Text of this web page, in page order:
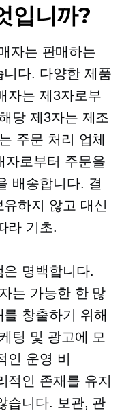
입니까?
자는 판매하는
다. 다양한 제품
자는 제3자로부
당 제3자는 제조
주문 처리 업체
자로부터 주문을
배송합니다. 결
하지 않고 대신
라 기초.
명백합니다.
는 가능한 한 많
창출하기 위해
팅 및 광고에 모
인 운영 비
적인 존재를 유지
습니다. 보관, 관